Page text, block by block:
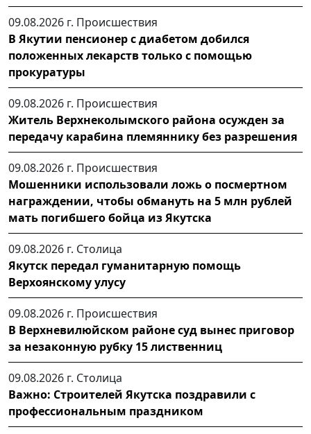
09.08.2026 г. Происшествия
В Якутии пенсионер с диабетом добился
положенных лекарств только с помощью
прокуратуры
09.08.2026 г. Происшествия
Житель Верхнеколымского района осужден за
передачу карабина племяннику без разрешения
09.08.2026 г. Происшествия
Мошенники использовали ложь о посмертном
награждении, чтобы обмануть на 5 млн рублей
мать погибшего бойца из Якутска
09.08.2026 г. Столица
Якутск передал гуманитарную помощь
Верхоянскому улусу
09.08.2026 г. Происшествия
В Верхневилюйском районе суд вынес приговор
за незаконную рубку 15 лиственниц
09.08.2026 г. Столица
Важно: Строителей Якутска поздравили с
профессиональным праздником